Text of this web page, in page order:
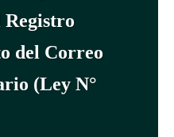
del Correo
(Ley N°